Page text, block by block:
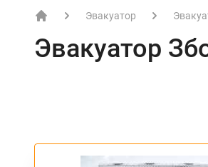
Эвакуатор
Эвакуатор